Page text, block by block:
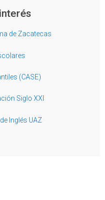
de Zacatecas
(CASE)
Siglo XXI
Inglés UAZ